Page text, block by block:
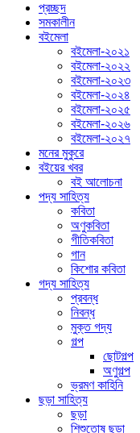
প্রচ্ছদ
সমকালীন
বইমেলা
বইমেলা-২০২১
বইমেলা-২০২২
বইমেলা-২০২৩
বইমেলা-২০২৪
বইমেলা-২০২৫
বইমেলা-২০২৬
বইমেলা-২০২৭
মনের মুকুরে
বইয়ের খবর
বই আলোচনা
পদ্য সাহিত্য
কবিতা
অণুকবিতা
গীতিকবিতা
গান
কিশোর কবিতা
গদ্য সাহিত্য
প্রবন্ধ
নিবন্ধ
মুক্ত গদ্য
গল্প
ছোটগল্প
অণুগল্প
ভ্রমণ কাহিনি
ছড়া সাহিত্য
ছড়া
শিশুতোষ ছড়া